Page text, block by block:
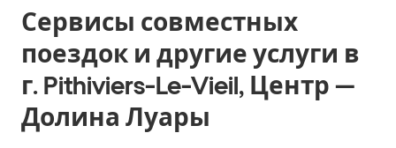
Сервисы совместных
поездок и другие услуги в
г. Pithiviers-Le-Vieil, Центр —
Долина Луары